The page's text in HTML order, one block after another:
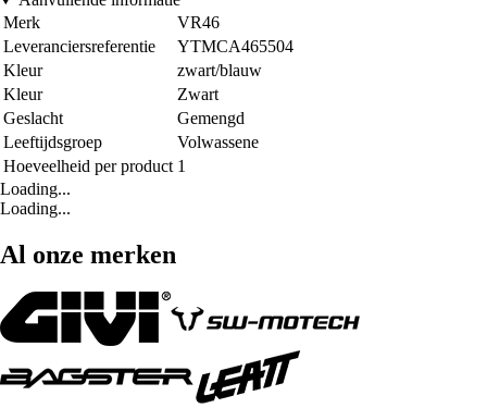
Merk
VR46
Leveranciersreferentie
YTMCA465504
Kleur
zwart/blauw
Kleur
Zwart
Geslacht
Gemengd
Leeftijdsgroep
Volwassene
Hoeveelheid per product 1
Loading...
Loading...
Al onze merken